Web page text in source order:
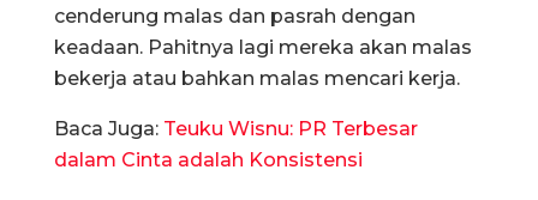
cenderung malas dan pasrah dengan
keadaan. Pahitnya lagi mereka akan malas
bekerja atau bahkan malas mencari kerja.
Baca Juga: Teuku Wisnu: PR Terbesar
dalam Cinta adalah Konsistensi